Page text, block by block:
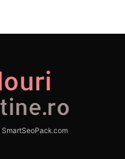
SmartSeoPack.com